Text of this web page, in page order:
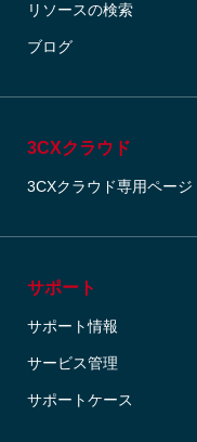
リソースの検索
ブログ
3CXクラウド
3CXクラウド専用ページ
サポート
サポート情報
サービス管理
サポートケース